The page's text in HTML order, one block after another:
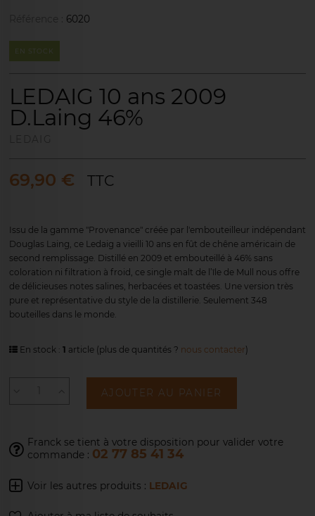
6020
EN STOCK
LEDAIG 10 ans 2009
D.Laing 46%
69,90 € TTC
Issu de la gamme "Provenance" créée par l'embouteilleur indépendant
Douglas Laing, ce Ledaig a vieilli 10 ans en fût de chêne américain de
second remplissage. Distillé en 2009 et embouteillé à 46% sans
coloration ni filtration à froid, ce single malt de l’île de Mull nous offre
de délicieuses notes salines, herbacées et toastées. Une version très
pure et représentative du style de la distillerie. Seulement 348
bouteilles dans le monde.
En stock : 1 article(plus de quantités ? nous contacter)
AJOUTER AU PANIER
Franck se tient à votre disposition pour valider votre
commande : 02 77 85 41 34
Voir les autres produits : LEDAIG